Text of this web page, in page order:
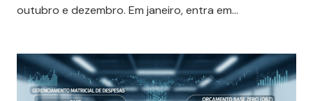
outubro e dezembro. Em janeiro, entra em…